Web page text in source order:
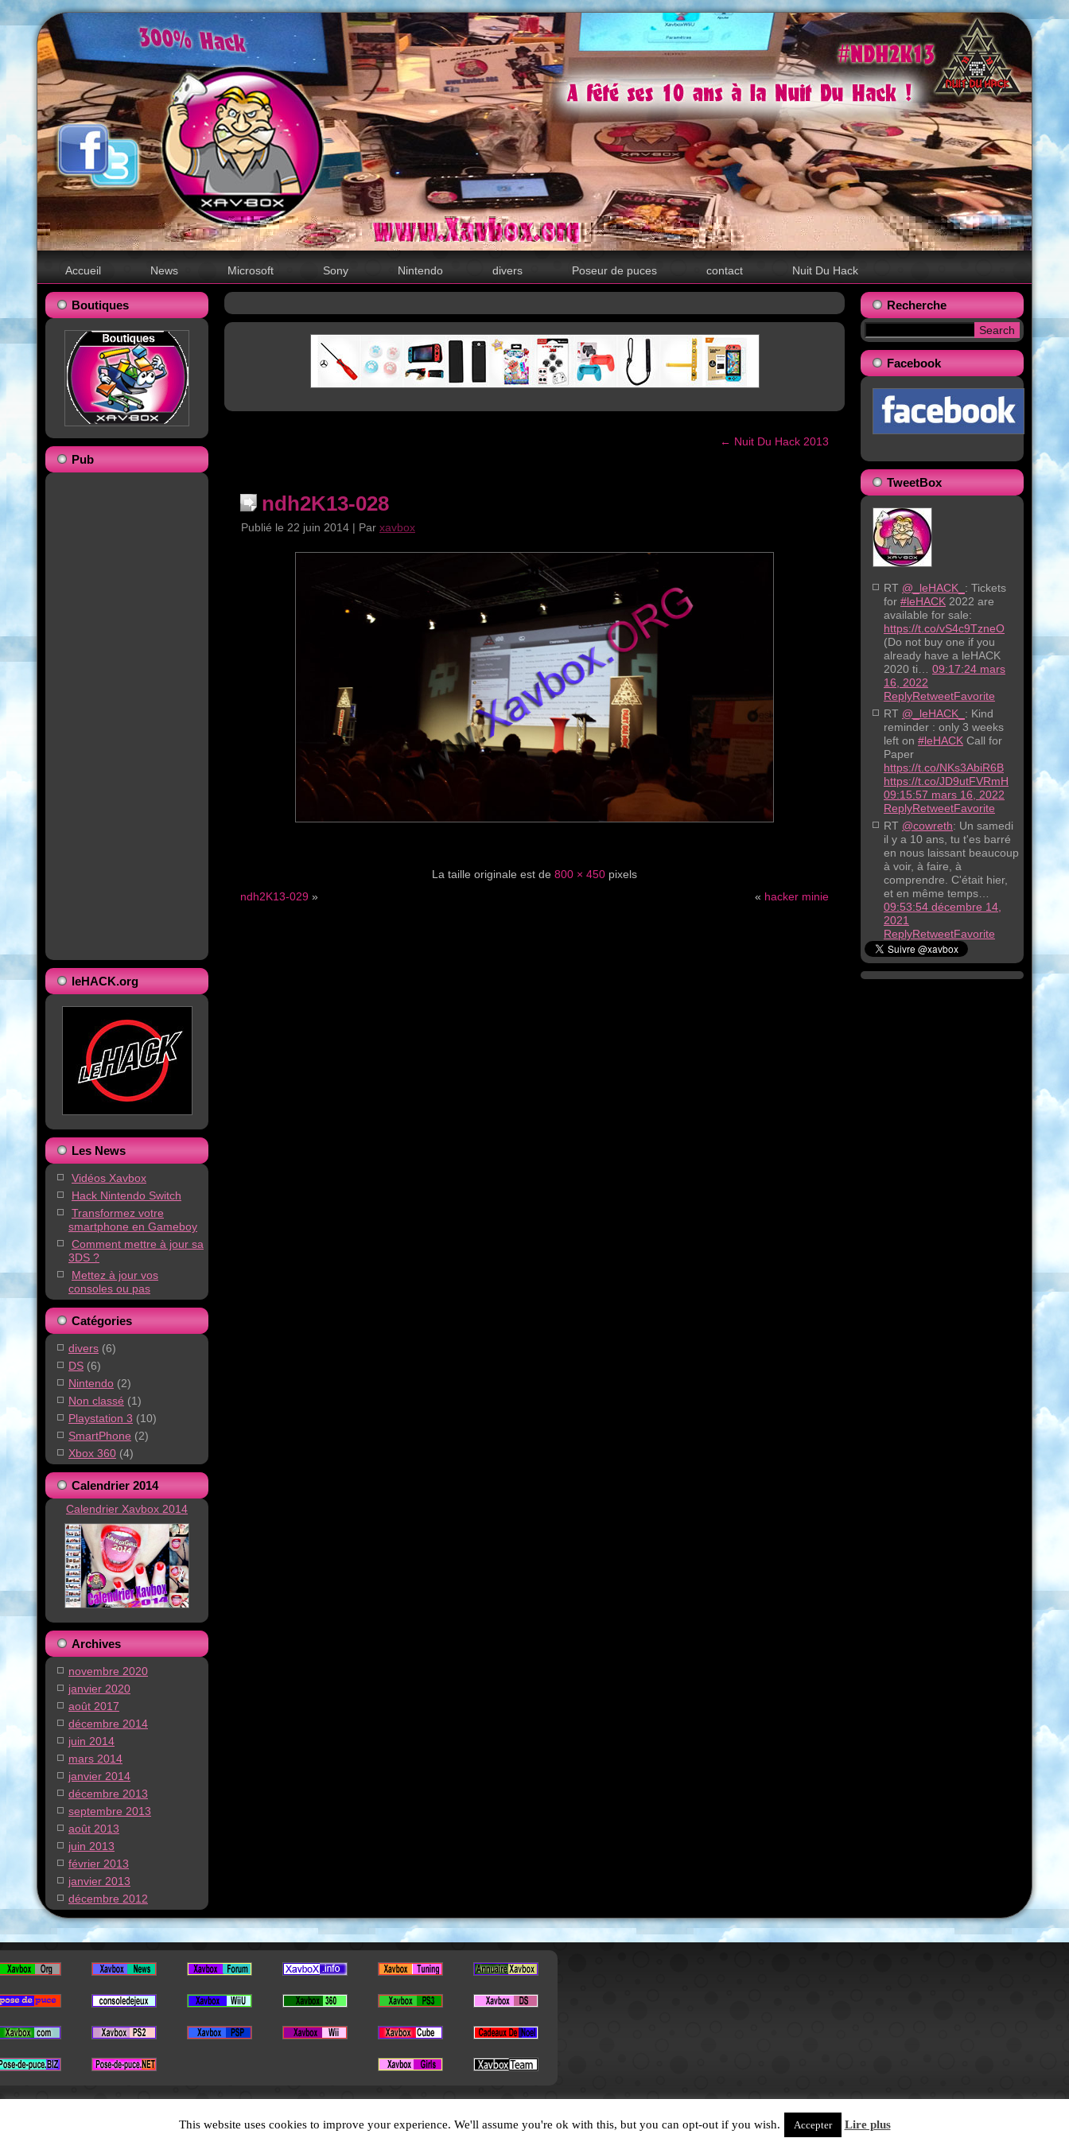
Accueil News Microsoft Sony Nintendo divers Poseur de puces contact Nuit Du Hack
Boutiques
Pub
leHACK.org
Les News
Vidéos Xavbox
Hack Nintendo Switch
Transformez votre
smartphone en Gameboy
Comment mettre à jour sa
3DS ?
Mettez à jour vos
consoles ou pas
Catégories
divers (6)
DS (6)
Nintendo (2)
Non classé (1)
Playstation 3 (10)
SmartPhone (2)
Xbox 360 (4)
Calendrier 2014
Calendrier Xavbox 2014
Archives
novembre 2020
janvier 2020
août 2017
décembre 2014
juin 2014
mars 2014
janvier 2014
décembre 2013
septembre 2013
août 2013
juin 2013
février 2013
janvier 2013
décembre 2012
← Nuit Du Hack 2013
ndh2K13-028
Publié le 22 juin 2014 | Par xavbox
La taille originale est de 800 × 450 pixels
ndh2K13-029 » « hacker minie
Recherche
Facebook
TweetBox
RT @_leHACK_ : Tickets
for #leHACK 2022 are
available for sale:
https://t.co/vS4c9TzneO
(Do not buy one if you
already have a leHACK
2020 ti…
09:17:24 mars
16, 2022
ReplyRetweetFavorite
RT @_leHACK_ : Kind
reminder : only 3 weeks
left on #leHACK Call for
Paper
https://t.co/NKs3AbiR6B
https://t.co/JD9utFVRmH
09:15:57 mars 16, 2022
ReplyRetweetFavorite
RT @cowreth: Un samedi
il y a 10 ans, tu t'es barré
en nous laissant beaucoup
à voir, à faire, à
comprendre. C'était hier,
et en même temps…
09:53:54 décembre 14,
2021
ReplyRetweetFavorite
Designed byXavFun .
This website uses cookies to improve your experience. We'll assume you're ok with this, but you can opt-out if you wish. Accepter Lire plus